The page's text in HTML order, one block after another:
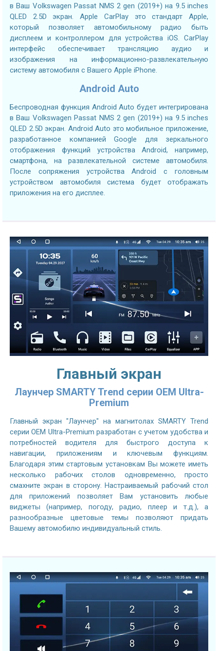
в Ваш Volkswagen Passat NMS 2 gen (2019+) на 9.5 inches
QLED 2.5D экран. Apple CarPlay это стандарт Apple,
который позволяет автомобильному радио быть
дисплеем и контроллером для устройства iOS. CarPlay
интерфейс обеспечивает трансляцию аудио и
изображения на информационно-развлекательную
систему автомобиля с Вашего Apple iPhone.
Android Auto
Беспроводная функция Android Auto будет интегрирована
в Ваш Volkswagen Passat NMS 2 gen (2019+) на 9.5 inches
QLED 2.5D экран. Android Auto это мобильное приложение,
разработанное компанией Google для зеркального
отображения функций устройства Android, например,
смартфона, на развлекательной системе автомобиля.
После сопряжения устройства Android с головным
устройством автомобиля система будет отображать
приложения на его дисплее.
Главный экран
Лаунчер SMARTY Trend серии OEM Ultra-
Premium
Главный экран "Лаунчер" на магнитолах SMARTY Trend
серии OEM Ultra-Premium разработан с учетом удобства и
потребностей водителя для быстрого доступа к
навигации, приложениям и ключевым функциям.
Благодаря этим стартовым установкам Вы можете иметь
несколько рабочих столов одновременно, просто
смахните экран в сторону. Настраиваемый рабочий стол
для приложений позволяет Вам установить любые
виджеты (например, погоду, радио, плеер и т.д.), а
разнообразные цветовые темы позволяют придать
Вашему автомобилю индивидуальный стиль.